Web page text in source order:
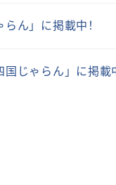
ん」に掲載中！
じゃらん」に掲載